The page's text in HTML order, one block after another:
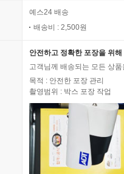
예스24 배송
배송비 : 2,500원
안전하고 정확한 포장을 위
고객님께 배송되는 모든 상
목적 : 안전한 포장 관리
촬영범위 : 박스 포장 작업